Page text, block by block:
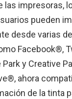
las impresoras,
pueden
desde varias
Facebook®,
y Creative
ahora
de la tinta